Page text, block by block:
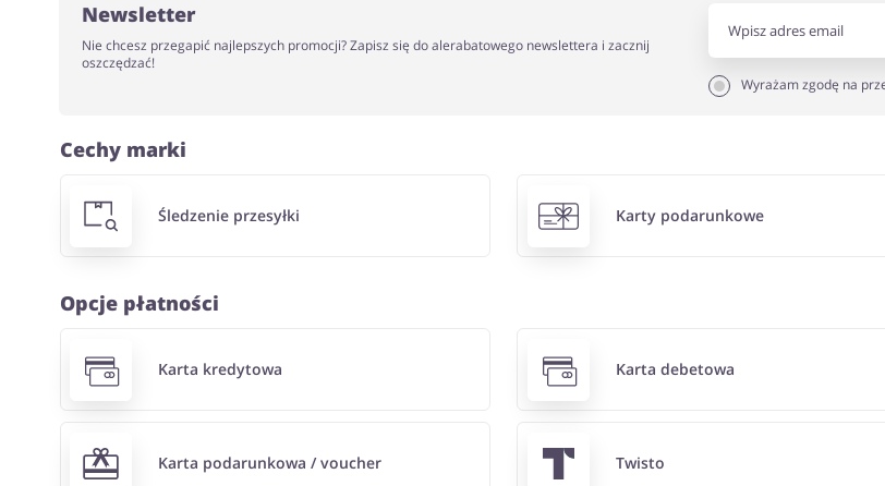
Newsletter
Nie chcesz przegapić najlepszych promocji? Zapisz się do alerabatowego newslettera i zacznij
oszczędzać!
Wyrażam zgodę na
Cechy marki
Śledzenie przesyłki Karty podarunkowe
Opcje płatności
Karta kredytowa Karta debetowa
Karta podarunkowa / voucher Twisto